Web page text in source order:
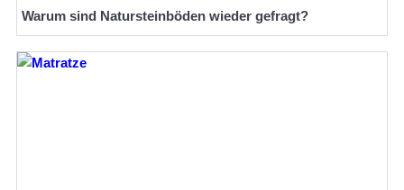
Warum sind Natursteinböden wieder gefragt?